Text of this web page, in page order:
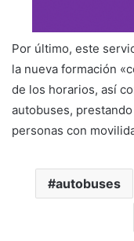
Por último, este
la nueva formación
de los horarios, así
autobuses,
personas con
autobuses